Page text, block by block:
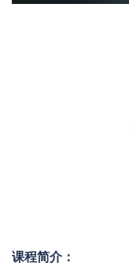
课程简介：